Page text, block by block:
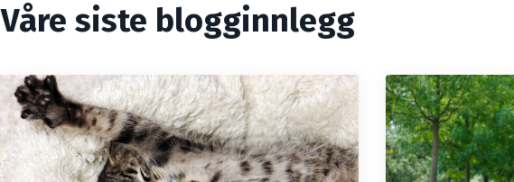
Våre siste blogginnlegg